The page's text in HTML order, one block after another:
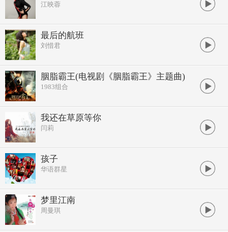
江映蓉
最后的航班
刘惜君
胭脂霸王(电视剧《胭脂霸王》主题曲)
1983组合
我还在草原等你
闫莉
孩子
华语群星
梦里江南
周曼琪